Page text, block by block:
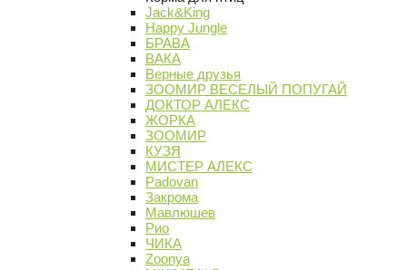
Jack&King
Happy Jungle
БРАВА
ВАКА
Верные друзья
ЗООМИР ВЕСЕЛЫЙ ПОПУГАЙ
ДОКТОР АЛЕКС
ЖОРКА
ЗООМИР
КУЗЯ
МИСТЕР АЛЕКС
Padovan
Закрома
Мавлюшев
Рио
ЧИКА
Zoonya